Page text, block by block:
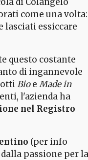
come una volta:
lasciati essiccare
questo costante
di ingannevole
Bioe Made in
l'azienda ha
nel Registro
(per info
passione per la